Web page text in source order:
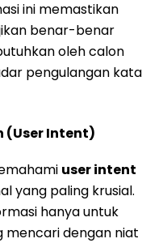
ini memastikan
benar-benar
oleh calon
pengulangan kata
(User Intent)
user intent
yang paling krusial.
hanya untuk
mencari dengan niat